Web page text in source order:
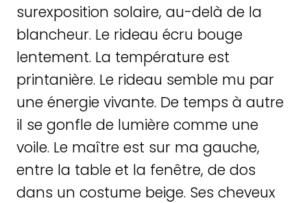
surexposition solaire, au-delà de la
blancheur. Le rideau écru bouge
lentement. La température est
printanière. Le rideau semble mu par
une énergie vivante. De temps à autre
il se gonfle de lumière comme une
voile. Le maître est sur ma gauche,
entre la table et la fenêtre, de dos
dans un costume beige. Ses cheveux